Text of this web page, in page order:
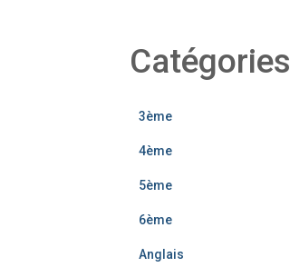
Catégories
3ème
4ème
5ème
6ème
Anglais